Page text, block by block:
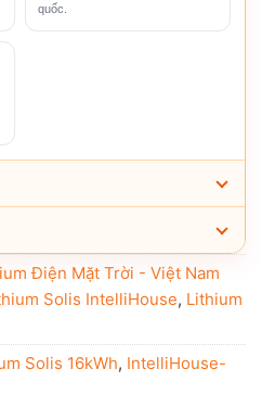
quốc.
Điện Mặt Trời - Việt Nam
Solis IntelliHouse, Lithium
Solis 16kWh, IntelliHouse-